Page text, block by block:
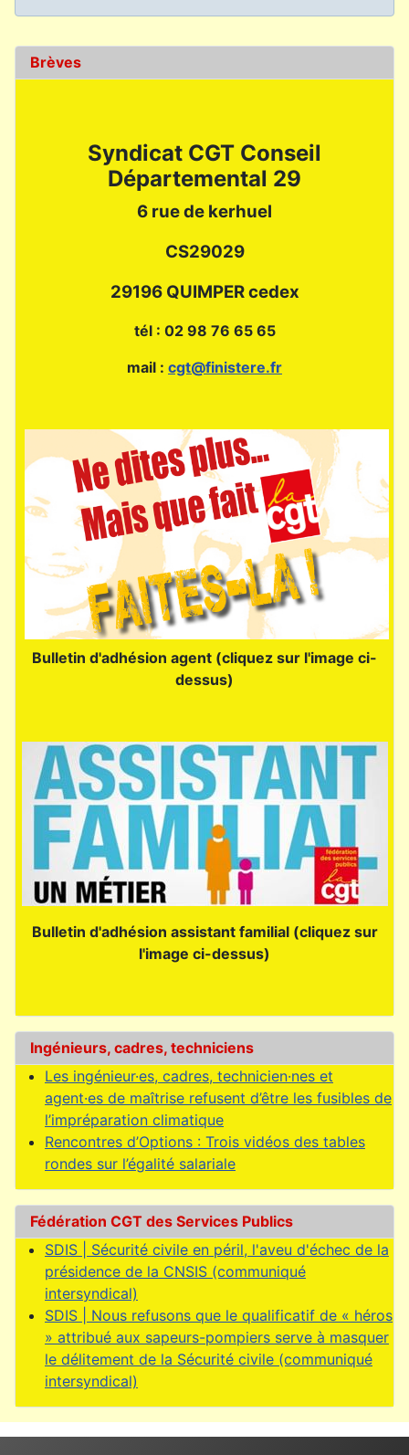
Brèves
Syndicat CGT Conseil
Départemental 29
6 rue de kerhuel
CS29029
29196 QUIMPER cedex
tél : 02 98 76 65 65
mail : cgt@finistere.fr
Bulletin d'adhésion agent (cliquez sur l'image ci-
dessus)
Bulletin d'adhésion assistant familial (cliquez sur
l'image ci-dessus)
Ingénieurs, cadres, techniciens
Les ingénieur·es, cadres, technicien·nes et
agent·es de maîtrise refusent d’être les fusibles de
l’impréparation climatique
Rencontres d’Options : Trois vidéos des tables
rondes sur l’égalité salariale
Fédération CGT des Services Publics
SDIS | Sécurité civile en péril, l'aveu d'échec de la
présidence de la CNSIS (communiqué
intersyndical)
SDIS | Nous refusons que le qualificatif de « héros
» attribué aux sapeurs-pompiers serve à masquer
le délitement de la Sécurité civile (communiqué
intersyndical)